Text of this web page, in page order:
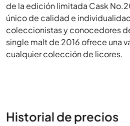
de la edición limitada Cask
único de calidad e
coleccionistas y conocedores
single malt de 2016 ofrece una
cualquier colección de licores.
Historial de precios